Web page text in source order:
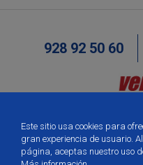
Este sitio usa cookies para
gran experiencia de usuario.
página, aceptas nuestro uso
928 92 50 60